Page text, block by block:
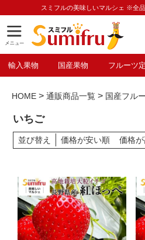
スミフルの美味しいマルシェ ※全
輸入果物 国産果物 フルーツ
HOME 通販商品一覧 国産フル
いちご
並び替え 価格が安い順 価格